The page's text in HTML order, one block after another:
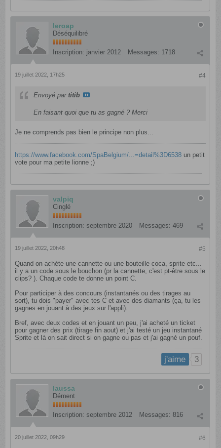
leroap
Déséquilibré
Inscription: janvier 2012 Messages: 1718
#4
19 juillet 2022, 17h25
Envoyé partitib
En faisant quoi que tu as gagné ? Merci
Je ne comprends pas bien le principe non plus...
https://www.facebook.com/SpaBelgium/...=detail%3D6538 un petit
vote pour ma petite lionne ;)
valpiq
Cinglé
Inscription: septembre 2020 Messages: 469
#5
19 juillet 2022, 20h48
Quand on achète une cannette ou une bouteille coca, sprite etc...
il y a un code sous le bouchon (pr la cannette, c'est pt-être sous le
clips? ). Chaque code te donne un point C.
Pour participer à des concours (instantanés ou des tirages au
sort), tu dois "payer" avec tes C et avec des diamants (ça, tu les
gagnes en jouant à des jeux sur l'appli).
Bref, avec deux codes et en jouant un peu, j'ai acheté un ticket
pour gagner des prix (tirage fin aout) et j'ai testé un jeu instantané
Sprite et là on sait direct si on gagne ou pas et j'ai gagné un pouf.
j'aime 3
laussa
Dément
Inscription: septembre 2012 Messages: 816
#6
20 juillet 2022, 09h29